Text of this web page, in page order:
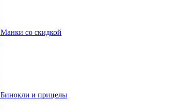
Манки со скидкой
Бинокли и прицелы